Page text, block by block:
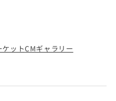
ケットCMギャラリー